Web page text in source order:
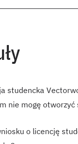
studencka
nie mogę
o licencję